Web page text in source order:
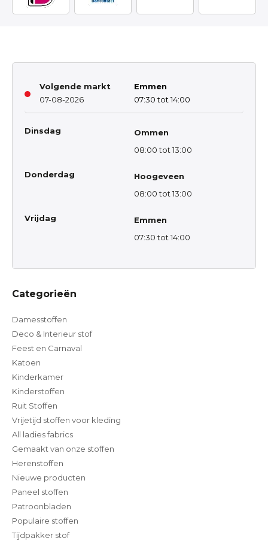
Volgende markt
07-08-2026
Emmen
07:30 tot 14:00
Dinsdag
Ommen
08:00 tot 13:00
Donderdag
Hoogeveen
08:00 tot 13:00
Vrijdag
Emmen
07:30 tot 14:00
Categorieën
Damesstoffen
Deco & Interieur stof
Feest en Carnaval
Katoen
Kinderkamer
Kinderstoffen
Ruit Stoffen
Vrijetijd stoffen voor kleding
All ladies fabrics
Gemaakt van onze stoffen
Herenstoffen
Nieuwe producten
Paneel stoffen
Patroonbladen
Populaire stoffen
Tijdpakker stof